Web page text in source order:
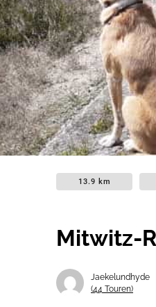
13.9 km
Mitwitz-
Jaekelundhyde
(44 Touren)